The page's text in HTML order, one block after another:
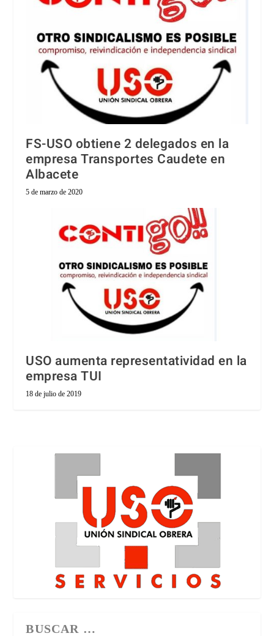
FS-USO obtiene 2 delegados en la
empresa Transportes Caudete en
Albacete
5 de marzo de 2020
USO aumenta representatividad en la
empresa TUI
18 de julio de 2019